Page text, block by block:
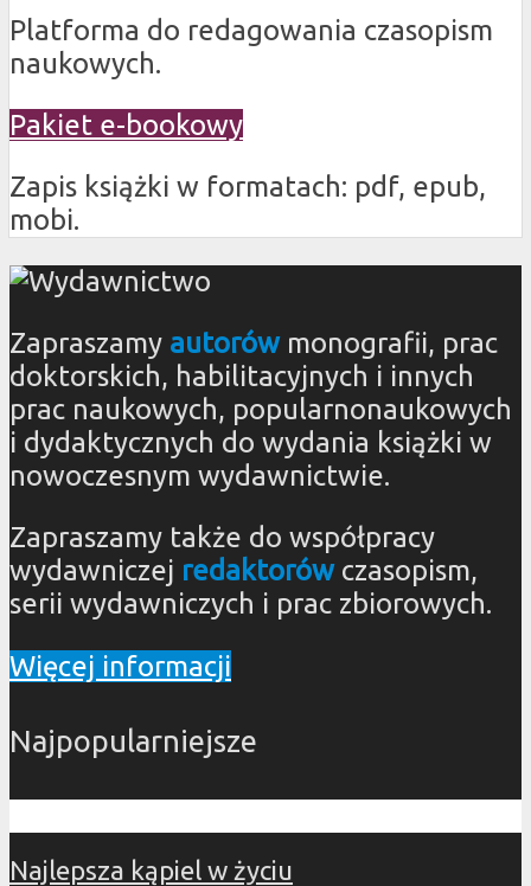
Platforma do redagowania czasopism
naukowych.
Pakiet e-bookowy
Zapis książki w formatach: pdf, epub,
mobi.
Zapraszamy autorówmonografii, prac
doktorskich, habilitacyjnych i innych
prac naukowych, popularnonaukowych
i dydaktycznych do wydania książki w
nowoczesnym wydawnictwie.
Zapraszamy także do współpracy
wydawniczej redaktorówczasopism,
serii wydawniczych i prac zbiorowych.
Więcej informacji
Najpopularniejsze
Najlepsza kąpiel w życiu